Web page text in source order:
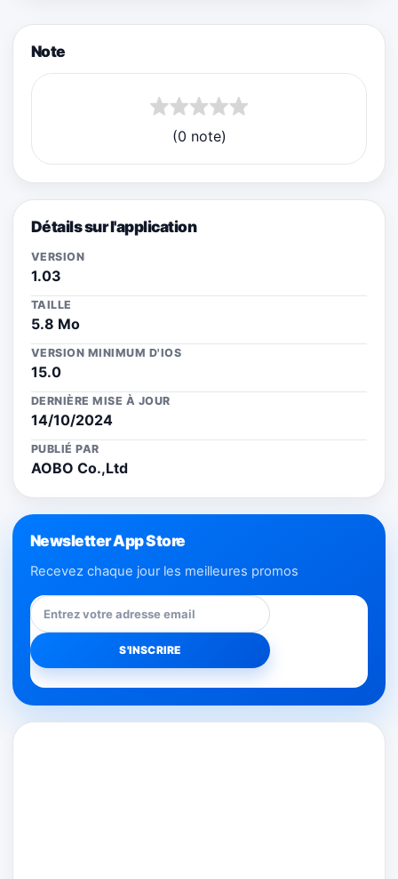
Note
(0 note)
Détails sur l'application
VERSION
1.03
TAILLE
5.8 Mo
VERSION MINIMUM D'IOS
15.0
DERNIÈRE MISE À JOUR
14/10/2024
PUBLIÉ PAR
AOBO Co.,Ltd
Newsletter App Store
Recevez chaque jour les meilleures promos